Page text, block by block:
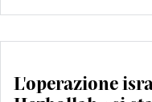
L'operazione